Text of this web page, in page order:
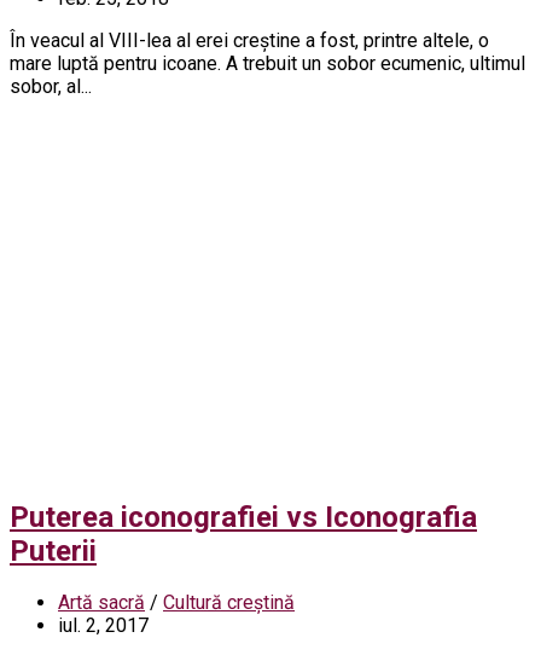
În veacul al VIII-lea al erei creștine a fost, printre altele, o
mare luptă pentru icoane. A trebuit un sobor ecumenic, ultimul
sobor, al...
Puterea iconografiei vs Iconografia
Puterii
Artă sacră / Cultură creștină
iul. 2, 2017